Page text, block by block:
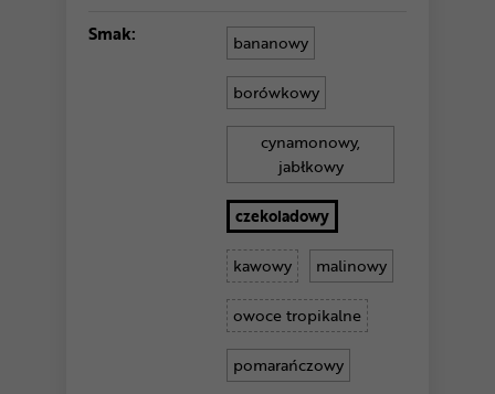
Smak: bananowy
borówkowy
cynamonowy,
jabłkowy
czekoladowy
kawowy malinowy
owoce tropikalne
pomarańczowy